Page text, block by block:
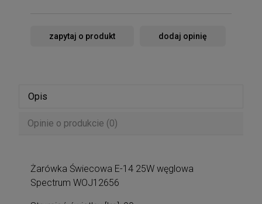
zapytaj o produkt dodaj opinię
Opis
Opinie o produkcie (0)
Żarówka Świecowa E-14 25W węglowa
Spectrum WOJ12656